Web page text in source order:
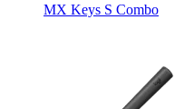
MX Keys S Combo